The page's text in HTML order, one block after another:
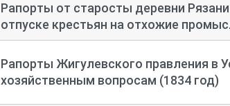
Рапорты от старосты деревни
отпуске крестьян на отхожие
Рапорты Жигулевского правления в
хозяйственным вопросам (1834 год)